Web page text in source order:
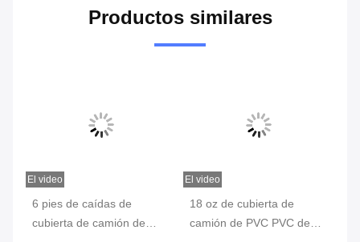
Productos similares
El video
6 pies de caídas de
cubierta de camión de
El video
18 oz de cubierta de
camión de PVC PVC de